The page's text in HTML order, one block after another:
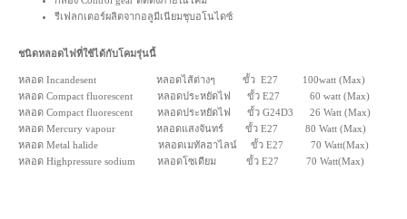
รีเฟลกเตอร์ผลิตจากอลูมีเนียมชุบอโนไดซ์
ชนิดหลอดไฟที่ใช้ได้กับโคมรุ่นนี้
หลอด Incandesent หลอดไส้ต่างๆ ขั้ว E27 100watt (Max)
หลอด Compact fluorescent หลอดประหยัดไฟ ขั้ว E27 60 watt (Max)
หลอด Compact fluorescent หลอดประหยัดไฟ ขั้ว G24D3 26 Watt (Max)
หลอด Mercury vapour หลอดแสงจันทร์ ขั้ว E27 80 Watt (Max)
หลอด Metal halide หลอดเมทัลฮาไลน์ ขั้ว E27 70 Watt(Max)
หลอด Highpressure sodium หลอดโซเดียม ขั้ว E27 70 Watt(Max)